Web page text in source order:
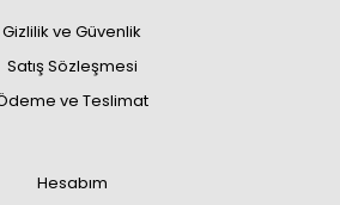
Gizlilik ve Güvenlik
Satış Sözleşmesi
ve Teslimat
Hesabım